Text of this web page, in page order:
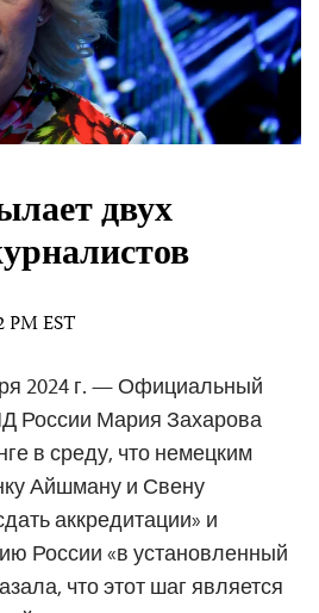
двух
PM EST
2024 г. — Официальный
России Мария Захарова
в среду, что немецким
Айшману и Свену
аккредитации» и
России «в установленный
что этот шаг является